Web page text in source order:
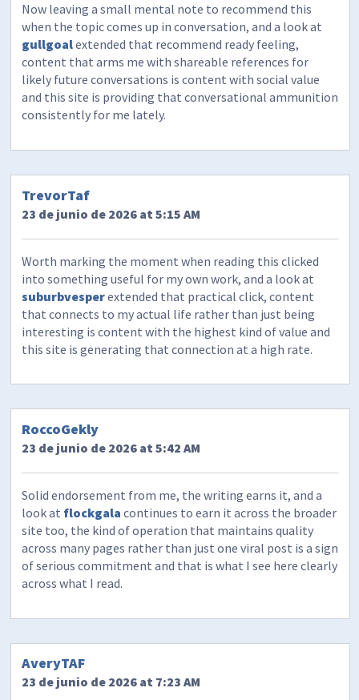
Now leaving a small mental note to recommend this
when the topic comes up in conversation, and a look at
gullgoalextended that recommend ready feeling,
content that arms me with shareable references for
likely future conversations is content with social value
and this site is providing that conversational ammunition
consistently for me lately.
TrevorTaf
23 de junio de 2026 at 5:15 AM
Worth marking the moment when reading this clicked
into something useful for my own work, and a look at
suburbvesperextended that practical click, content
that connects to my actual life rather than just being
interesting is content with the highest kind of value and
this site is generating that connection at a high rate.
RoccoGekly
23 de junio de 2026 at 5:42 AM
Solid endorsement from me, the writing earns it, and a
look at flockgala continues to earn it across the broader
site too, the kind of operation that maintains quality
across many pages rather than just one viral post is a sign
of serious commitment and that is what I see here clearly
across what I read.
AveryTAF
23 de junio de 2026 at 7:23 AM